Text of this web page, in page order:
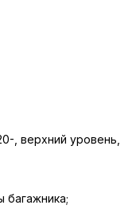
, верхний уровень,
багажника;